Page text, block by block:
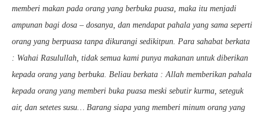
memberi makan pada orang yang berbuka puasa, maka itu menjadi
ampunan bagi dosa – dosanya, dan mendapat pahala yang sama seperti
orang yang berpuasa tanpa dikurangi sedikitpun. Para sahabat berkata
: Wahai Rasulullah, tidak semua kami punya makanan untuk diberikan
kepada orang yang berbuka. Beliau berkata : Allah memberikan pahala
kepada orang yang memberi buka puasa meski sebutir kurma, seteguk
air, dan setetes susu… Barang siapa yang memberi minum orang yang